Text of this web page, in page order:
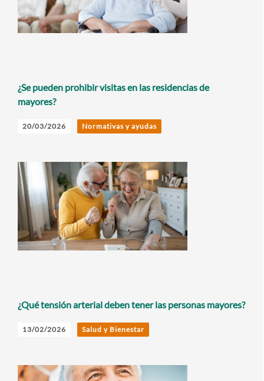
¿Se pueden prohibir visitas en las residencias de
mayores?
20/03/2026 Normativas y ayudas
¿Qué tensión arterial deben tener las personas mayores?
13/02/2026 Salud y Bienestar